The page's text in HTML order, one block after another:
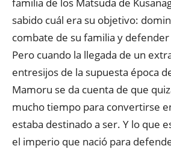
sabido cuál era su objetivo:
combate de su familia y
Pero cuando la llegada de un
entresijos de la supuesta época
Mamoru se da cuenta de que
mucho tiempo para convertirse
estaba destinado a ser. Y lo que
el imperio que nació para